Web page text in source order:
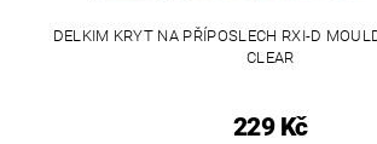
DELKIM KRYT NA PŘÍPOSLECH RXI-D
CLEAR
229 Kč